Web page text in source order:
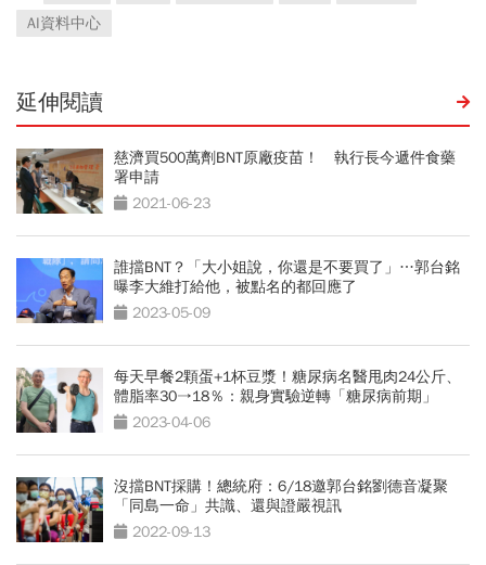
AI資料中心
延伸閱讀
慈濟買500萬劑BNT原廠疫苗！ 執行長今遞件食藥
署申請
2021-06-23
誰擋BNT？「大小姐說，你還是不要買了」…郭台銘
曝李大維打給他，被點名的都回應了
2023-05-09
每天早餐2顆蛋+1杯豆漿！糖尿病名醫甩肉24公斤、
體脂率30→18％：親身實驗逆轉「糖尿病前期」
2023-04-06
沒擋BNT採購！總統府：6/18邀郭台銘劉德音凝聚
「同島一命」共識、還與證嚴視訊
2022-09-13